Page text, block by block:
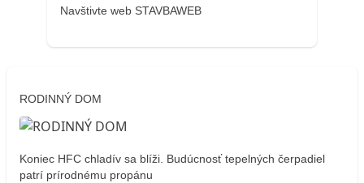
Navštivte web STAVBAWEB
RODINNÝ DOM
Koniec HFC chladív sa blíži. Budúcnosť tepelných čerpadiel
patrí prírodnému propánu